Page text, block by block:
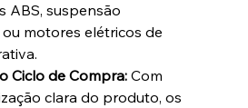
ABS, suspensão
motores elétricos de
Ciclo de Compra: Com
clara do produto, os